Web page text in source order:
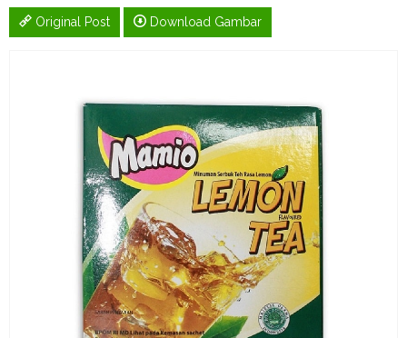
Original Post Download Gambar